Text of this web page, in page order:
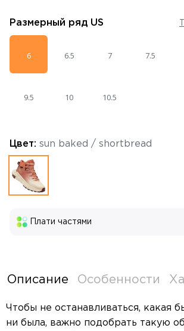
Размерный ряд US
6 6.5 7 7.5
9.5 10 10.5
Цвет: sun baked / shortbread
Плати частями
Описание Особенности
Чтобы не останавливаться, какая
ни была, важно подобрать такую